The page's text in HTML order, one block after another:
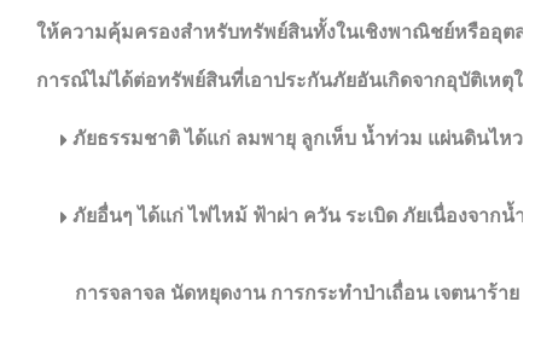
ให้ความคุ้มครองสำหรับทรัพย์สินทั้งในเชิงพาณิชย์หรืออุตส
การณ์ไม่ได้ต่อทรัพย์สินที่เอาประกันภัยอันเกิดจากอุบัติเหตุใด
ภัยธรรมชาติ ได้แก่ ลมพายุ ลูกเห็บ น้ำท่วม แผ่นดินไหว
ภัยอื่นๆ ได้แก่ ไฟไหม้ ฟ้าผ่า ควัน ระเบิด ภัยเนื่องจากน้
การจลาจล นัดหยุดงาน การกระทำป่าเถื่อน เจตนาร้าย อุ